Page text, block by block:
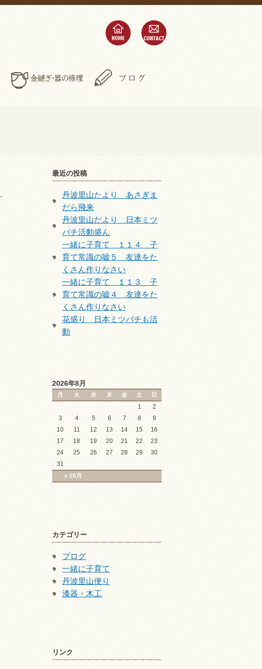
home
作品 金継ぎ・器の修理
最近の投稿
丹波里山たより あさぎま
だら飛来
丹波里山だより 日本ミツ
バチ活動盛ん
一緒に子育て １１４ 子
育て常識の嘘５ 友達をた
くさん作りなさい
一緒に子育て １１３ 子
育て常識の嘘４ 友達をた
くさん作りなさい
花盛り 日本ミツバチも活
動
2026年8月
月 火 水 木 金 土 日
« 10月
1
2
3
4 5 6 7 8
9
10
11 12 13 14 15
16
17
18 19 20 21 22
23
24
25 26 27 28 29
30
31
カテゴリー
ブログ
一緒に子育て
丹波里山便り
漆器・木工
リンク